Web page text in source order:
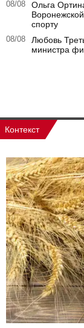
08/08
Ольга
спорту
08/08
Любовь
министра
Контекст